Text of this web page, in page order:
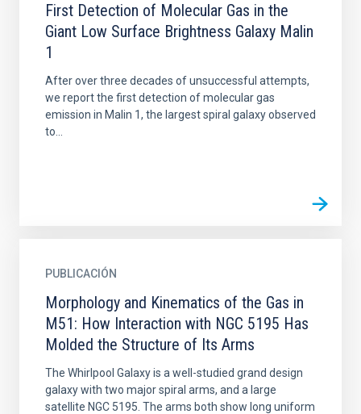
First Detection of Molecular Gas in the
Giant Low Surface Brightness Galaxy Malin
1
After over three decades of unsuccessful attempts,
we report the first detection of molecular gas
emission in Malin 1, the largest spiral galaxy observed
to...
PUBLICACIÓN
Morphology and Kinematics of the Gas in
M51: How Interaction with NGC 5195 Has
Molded the Structure of Its Arms
The Whirlpool Galaxy is a well-studied grand design
galaxy with two major spiral arms, and a large
satellite NGC 5195. The arms both show long uniform